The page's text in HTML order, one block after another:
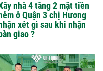
nhà 4 tầng 2 mặt tiền
hẻm ở Quận 3 chị Hương
xét gì sau khi nhận
bàn giao ?